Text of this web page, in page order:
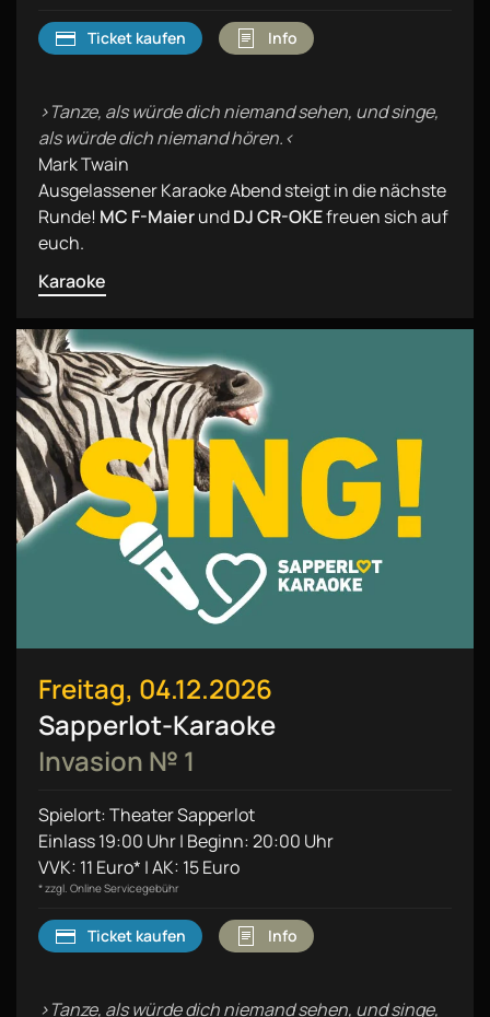
Ticket kaufen Info
›Tanze, als würde dich niemand sehen, und singe,
als würde dich niemand hören.‹
Mark Twain
Ausgelassener Karaoke Abend steigt in die nächste
Runde! MC F-MaierundDJ CR-OKEfreuen sich auf
euch.
Karaoke
Freitag, 04.12.2026
Sapperlot-Karaoke
Invasion № 1
Spielort: Theater Sapperlot
Einlass 19:00 Uhr | Beginn: 20:00 Uhr
VVK: 11 Euro* | AK: 15 Euro
* zzgl. Online Servicegebühr
Ticket kaufen Info
›Tanze, als würde dich niemand sehen, und singe,